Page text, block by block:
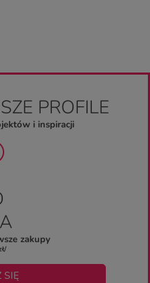
PROFILE
i inspiracji
zakupy
SIĘ